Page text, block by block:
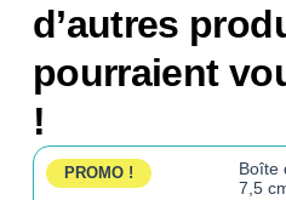
d’autres
pourraient
!
PROMO !
Boîte
7,5